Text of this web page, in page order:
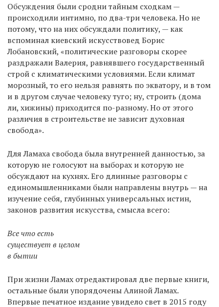
Обсуждения были сродни тайным сходкам —
происходили интимно, по два-три человека. Но не
потому, что на них обсуждали политику, — как
вспоминал киевский искусствовед Борис
Лобановский, «политические разговоры скорее
раздражали Валерия, равнявшего государственный
строй с климатическими условиями. Если климат
морозный, то его нельзя равнять по экватору, и в том
и в другом случае человеку туго; ну, строить (дома
ли, хижины) приходится по-разному. Но от этого
различия в строительстве не зависит духовная
свобода».
Для Ламаха свобода была внутренней данностью, за
которую не голосуют на выборах и которую не
обсуждают на кухнях. Его длинные разговоры с
единомышленниками были направлены внутрь — на
изучение себя, глубинных универсальных истин,
законов развития искусства, смысла всего:
Все что есть
существует в целом
в бытии
При жизни Ламах отредактировал две первые книги,
остальные были упорядочены Алиной Ламах.
Впервые печатное издание увидело свет в 2015 году